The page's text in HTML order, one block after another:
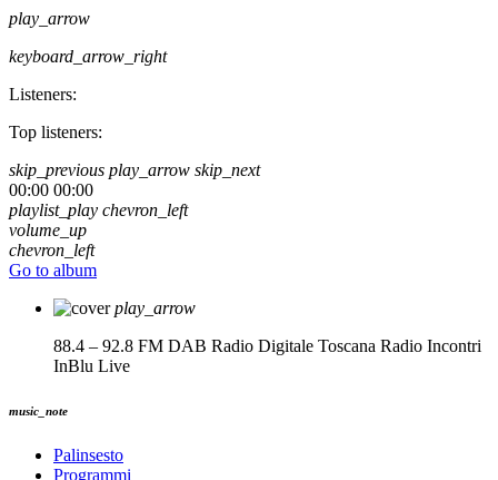
play_arrow
keyboard_arrow_right
Listeners:
Top listeners:
skip_previous play_arrow skip_next
00:00 00:00
playlist_play chevron_left
volume_up
chevron_left
Go to album
play_arrow
88.4 – 92.8 FM DAB Radio Digitale Toscana Radio Incontri
InBlu Live
music_note
Palinsesto
Programmi